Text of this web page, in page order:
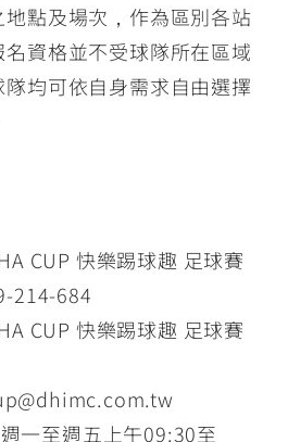
點及場次，作為區別各站
資格並不受球隊所在區域
均可依自身需求自由選擇
CUP 快樂踢球趣 足球賽
214-684
CUP 快樂踢球趣 足球賽
一至週五上午09:30至